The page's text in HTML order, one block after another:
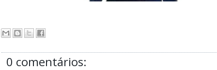
0 comentários: